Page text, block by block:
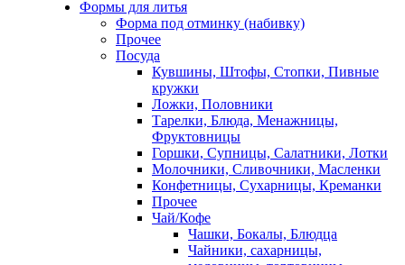
Формы для литья
Форма под отминку (набивку)
Прочее
Посуда
Кувшины, Штофы, Стопки, Пивные
кружки
Ложки, Половники
Тарелки, Блюда, Менажницы,
Фруктовницы
Горшки, Супницы, Салатники, Лотки
Молочники, Сливочники, Масленки
Конфетницы, Сухарницы, Креманки
Прочее
Чай/Кофе
Чашки, Бокалы, Блюдца
Чайники, сахарницы,